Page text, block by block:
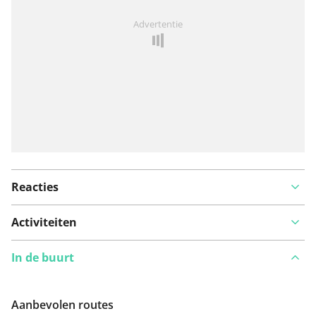
Advertentie
Reacties
Activiteiten
In de buurt
Aanbevolen routes